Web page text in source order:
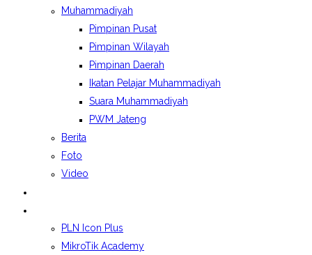
Muhammadiyah
Pimpinan Pusat
Pimpinan Wilayah
Pimpinan Daerah
Ikatan Pelajar Muhammadiyah
Suara Muhammadiyah
PWM Jateng
Berita
Foto
Video
PLN Icon Plus
MikroTik Academy